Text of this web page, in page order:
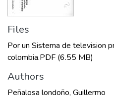
Files
Por un Sistema de television
colombia.PDF (6.55 MB)
Authors
Peñalosa londoño, Guillermo